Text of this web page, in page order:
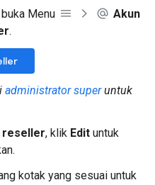
Menu
Akun
.
administrator superuntuk
reseller, klik Edit untuk
kotak yang sesuai untuk